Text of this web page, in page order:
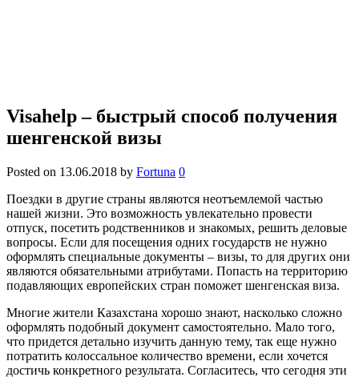
Visahelp – быстрый способ получения
шенгенской визы
Posted on 13.06.2018 by Fortuna 0
Поездки в другие страны являются неотъемлемой частью
нашей жизни. Это возможность увлекательно провести
отпуск, посетить родственников и знакомых, решить деловые
вопросы. Если для посещения одних государств не нужно
оформлять специальные документы – визы, то для других они
являются обязательными атрибутами. Попасть на территорию
подавляющих европейских стран поможет шенгенская виза.
Многие жители Казахстана хорошо знают, насколько сложно
оформлять подобный документ самостоятельно. Мало того,
что придется детально изучить данную тему, так еще нужно
потратить колоссальное количество времени, если хочется
достичь конкретного результата. Согласитесь, что сегодня эти